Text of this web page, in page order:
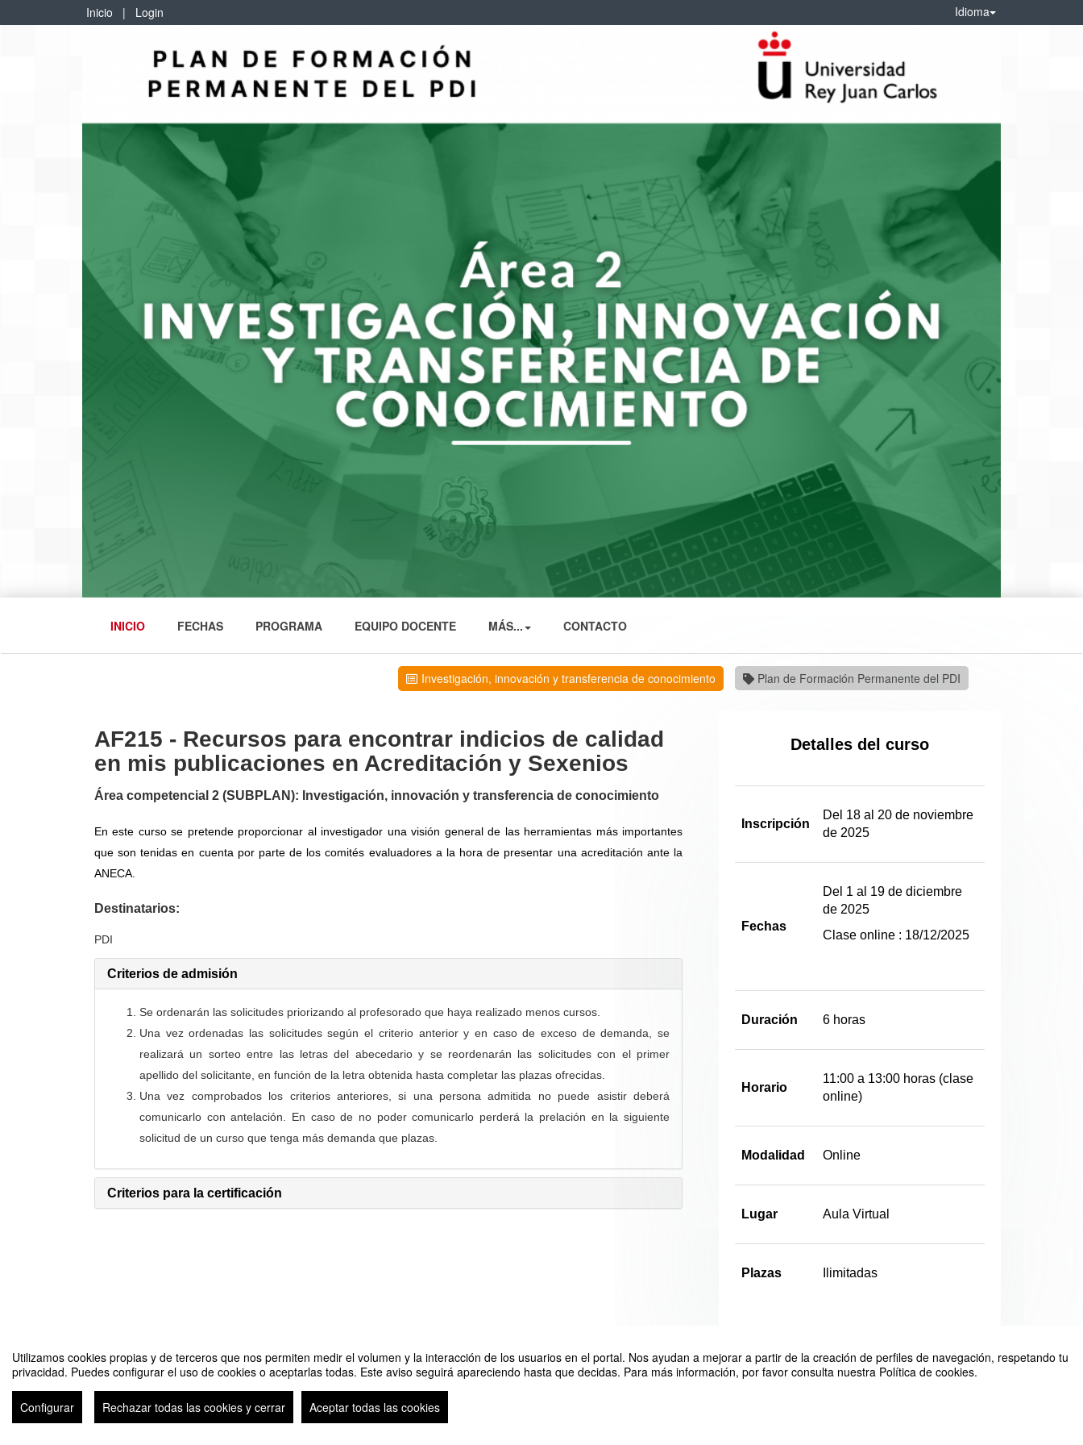
Utilizamos cookies propias y de terceros que nos permiten medir el volumen y la interacción de los usuarios en el portal. Nos ayudan a mejorar a partir de la creación de perfiles de navegación, respetando tu
privacidad. Puedes configurar el uso de cookies o aceptarlas todas. Este aviso seguirá apareciendo hasta que decidas. Para más información, por favor consulta nuestra Política de cookies.
Configurar Rechazar todas las cookies y cerrar Aceptar todas las cookies
Inicio | Login Idioma
INICIO FECHAS PROGRAMA EQUIPO DOCENTE MÁS... CONTACTO
Investigación, innovación y transferencia de conocimiento Plan de Formación Permanente del PDI
AF215 - Recursos para encontrar indicios de calidad
en mis publicaciones en Acreditación y Sexenios
Área competencial 2 (SUBPLAN): Investigación, innovación y transferencia de conocimiento
En este curso se pretende proporcionar al investigador una visión general de las herramientas más importantes
que son tenidas en cuenta por parte de los comités evaluadores a la hora de presentar una acreditación ante la
ANECA.
Destinatarios:
PDI
Criterios de admisión
Se ordenarán las solicitudes priorizando al profesorado que haya realizado menos cursos.
Una vez ordenadas las solicitudes según el criterio anterior y en caso de exceso de demanda, se
realizará un sorteo entre las letras del abecedario y se reordenarán las solicitudes con el primer
apellido del solicitante, en función de la letra obtenida hasta completar las plazas ofrecidas.
Una vez comprobados los criterios anteriores, si una persona admitida no puede asistir deberá
comunicarlo con antelación. En caso de no poder comunicarlo perderá la prelación en la siguiente
solicitud de un curso que tenga más demanda que plazas.
Criterios para la certificación
Detalles del curso
Inscripción
Del 18 al 20 de noviembre
de 2025
Fechas
Del 1 al 19 de diciembre
de 2025
Clase online : 18/12/2025
Duración 6 horas
Horario
11:00 a 13:00 horas (clase
online)
Modalidad Online
Lugar Aula Virtual
Plazas Ilimitadas
INSCRIBIRSE